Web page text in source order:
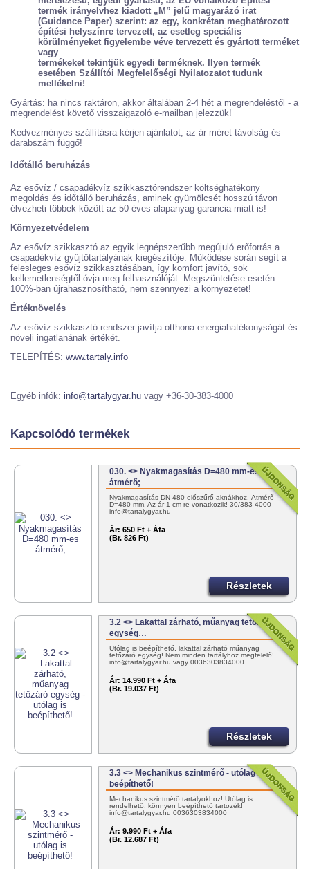
termék irányelvhez kiadott „M” jelű magyarázó irat
(Guidance Paper) szerint: az egy, konkrétan meghatározott
építési helyszínre tervezett, az esetleg speciális
körülményeket figyelembe véve tervezett és gyártott terméket
vagy
termékeket tekintjük egyedi terméknek. Ilyen termék
esetében Szállítói Megfelelőségi Nyilatozatot tudunk
mellékelni!
Gyártás: ha nincs raktáron, akkor általában 2-4 hét a megrendeléstől - a
megrendelést követő visszaigazoló e-mailban jelezzük!
Kedvezményes szállításra kérjen ajánlatot, az ár méret távolság és
darabszám függő!
Időtálló beruházás
Az esővíz / csapadékvíz szikkasztórendszer költséghatékony
megoldás és időtálló beruházás, aminek gyümölcsét hosszú távon
élvezheti többek között az 50 éves alapanyag garancia miatt is!
Környezetvédelem
Az esővíz szikkasztó az egyik legnépszerűbb megújuló erőforrás a
csapadékvíz gyűjtőtartályának kiegészítője. Működése során segít a
felesleges esővíz szikkasztásában, így komfort javító, sok
kellemetlenségtől óvja meg felhasználóját. Megszüntetése esetén
100%-ban újrahasznosítható, nem szennyezi a környezetet!
Értéknövelés
Az esővíz szikkasztó rendszer javítja otthona energiahatékonyságát és
növeli ingatlanának értékét.
TELEPÍTÉS: www.tartaly.info
Egyéb infók: info@tartalygyar.hu vagy +36-30-383-4000
Kapcsolódó termékek
030. <> Nyakmagasítás D=480 mm-es
átmérő;
Nyakmagasítás DN 480 előszűrő aknákhoz. Átmérő
D=480 mm. Az ár 1 cm-re vonatkozik! 30/383-4000
info@tartalygyar.hu
Ár: 650 Ft + Áfa
(Br. 826 Ft)
Részletek
3.2 <> Lakattal zárható, műanyag tetőzáró
egység…
Utólag is beépíthető, lakattal zárható műanyag
tetőzáró egység! Nem minden tartályhoz megfelelő!
info@tartalygyar.hu vagy 0036303834000
Ár: 14.990 Ft + Áfa
(Br. 19.037 Ft)
Részletek
3.3 <> Mechanikus szintmérő - utólag is
beépíthető!
Mechanikus szintmérő tartályokhoz! Utólag is
rendelhető, könnyen beépíthető tartozék!
info@tartalygyar.hu 0036303834000
Ár: 9.990 Ft + Áfa
(Br. 12.687 Ft)